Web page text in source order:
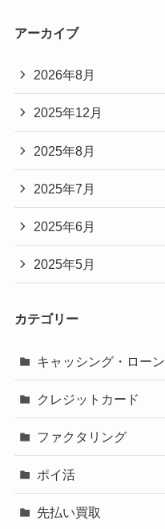
アーカイブ
2026年8月
2025年12月
2025年8月
2025年7月
2025年6月
2025年5月
カテゴリー
キャッシング・ローン
クレジットカード
ファクタリング
ポイ活
先払い買取